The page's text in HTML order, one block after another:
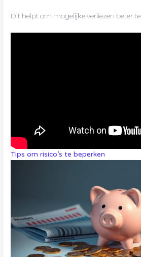
Dit helpt om mogelijke verliezen beter
Tips om risico’s te beperken